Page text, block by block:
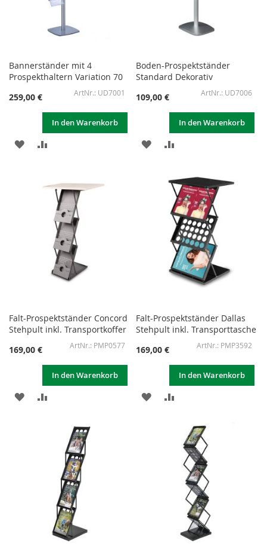
Bannerständer mit 4
Prospekthaltern Variation 70
259,00 €
UD7001
In den Warenkorb
ZUR
HINZUFÜGEN
HINZUFÜGEN
Boden-Prospektständer
Standard Dekorativ
109,00 €
UD7006
In den Warenkorb
ZUR
HINZUFÜGEN
HINZUFÜGEN
Falt-Prospektständer Concord
Stehpult inkl. Transportkoffer
169,00 €
PMP0577
In den Warenkorb
ZUR
HINZUFÜGEN
HINZUFÜGEN
Falt-Prospektständer Dallas
Stehpult inkl. Transporttasche
169,00 €
PMP3592
In den Warenkorb
ZUR
HINZUFÜGEN
HINZUFÜGEN